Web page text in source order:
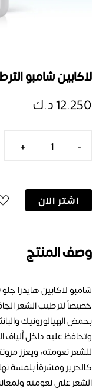
لاكابين شامبو
12.250 د.ك
-
+
اشتر الان
وصف المنتج
خصيصاً لترطيب الشعر
بحمض الهيالورونيك
وتحافظ عليه داخل ألياف
للشعر نعومته، ويعزز
كالحرير ومشرقاً بلمسة
الشعر على نعومته